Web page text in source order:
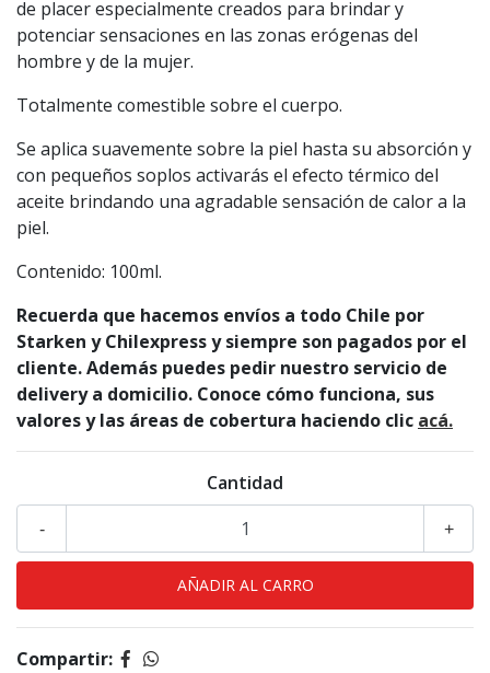
de placer especialmente creados para brindar y
potenciar sensaciones en las zonas erógenas del
hombre y de la mujer.
Totalmente comestible sobre el cuerpo.
Se aplica suavemente sobre la piel hasta su absorción y
con pequeños soplos activarás el efecto térmico del
aceite brindando una agradable sensación de calor a la
piel.
Contenido: 100ml.
Recuerda que hacemos envíos a todo Chile por
Starken y Chilexpress y siempre son pagados por el
cliente. Además puedes pedir nuestro servicio de
delivery a domicilio. Conoce cómo funciona, sus
valores y las áreas de cobertura haciendo clic acá.
Cantidad
+
-
Compartir: